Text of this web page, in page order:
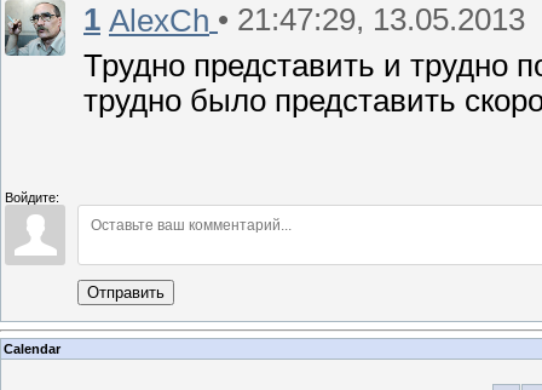
1 AlexCh • 21:47:29, 13.05.2013
Трудно представить и трудно
трудно было представить
Войдите:
Отправить
Calendar